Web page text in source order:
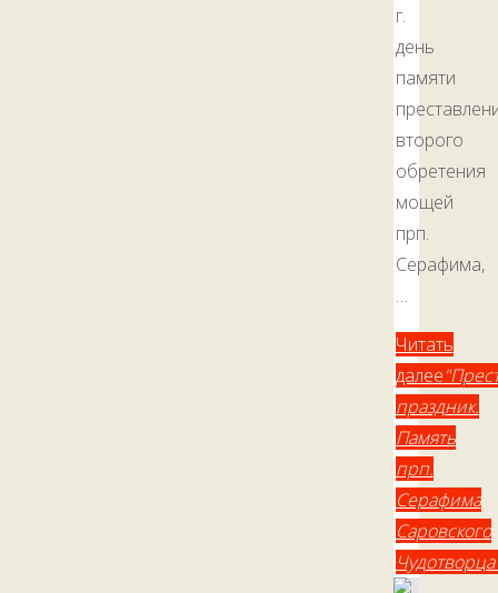
г.
день
памяти
второго
обретения
мощей
прп.
Серафима,
…
Читать
далее
праздник.
Память
прп.
Серафима
Саровского